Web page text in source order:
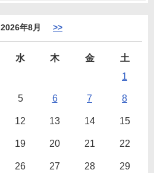
2026年8月 >>
水 木 金
土
1
5 6 7 8
12 13 14 15
19 20 21 22
26 27 28 29